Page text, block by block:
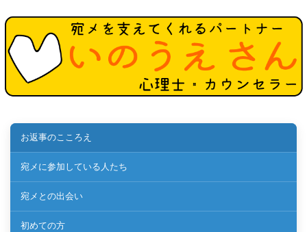
お返事のこころえ
宛メに参加している人たち
宛メとの出会い
初めての方